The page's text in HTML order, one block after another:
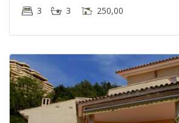
3 3 250,00